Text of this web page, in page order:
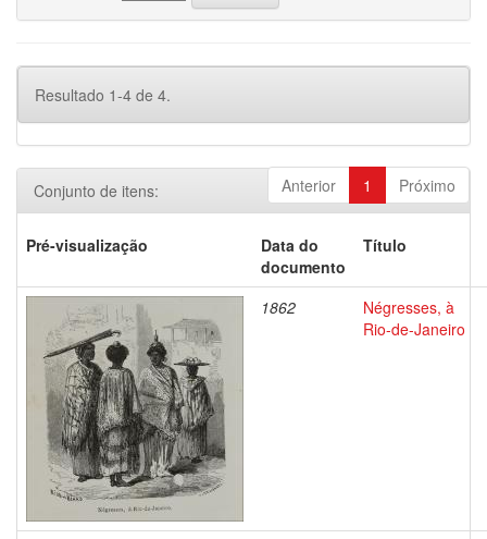
Resultado 1-4 de 4.
Anterior 1 Próximo
Conjunto de itens:
Pré-visualização
Data do
documento
Título
1862
Négresses, à
Rio-de-Janeiro